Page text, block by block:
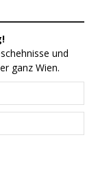
und
ganz Wien.